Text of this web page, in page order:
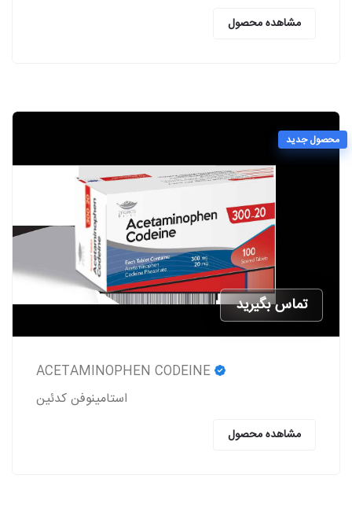
مشاهده محصول
محصول جدید
تماس بگیرید
استامینوفن کدئین
مشاهده محصول